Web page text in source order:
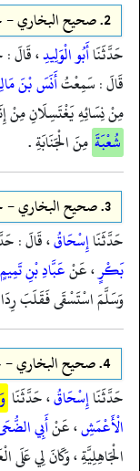
2. صحيح البخاري -
حَدَّثَنَاأَبُو الْوَلِيدِ، قَالَ :
قَالَ : سَمِعْتُأَنَسَ بْنَ
مِنْ نِسَائِهِ يَغْتَسِلَانِ مِنْ
شُعْبَةَ مِنَ الْجَنَابَةِ .
3. صحيح البخاري -
حَدَّثَنَاإِسْحَاقُ، قَالَ :
بَكْرٍ، عَنْعَبَّادِ بْنِ تَمِيمٍ
وَسَلَّمَ اسْتَسْقَى فَقَلَبَ
4. صحيح البخاري -
حَدَّثَنَاإِسْحَاقُ، حَدَّثَنَا
الْأَعْمَشِ، عَنْأَبِي
الْجَاهِلِيَّةِ ، وَكَانَ لِي عَلَى